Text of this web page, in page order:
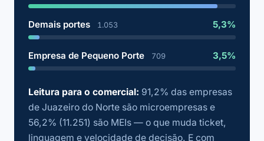
Demais portes 1.053 5,3%
Empresa de Pequeno Porte 709 3,5%
Leitura para o comercial: 91,2% das empresas
de Juazeiro do Norte são microempresas e
56,2% (11.251) são MEIs — o que muda ticket,
linguagem e velocidade de decisão. E com